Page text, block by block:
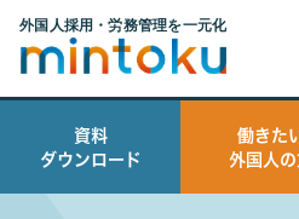
資料
ダウンロード
働きた
外国人